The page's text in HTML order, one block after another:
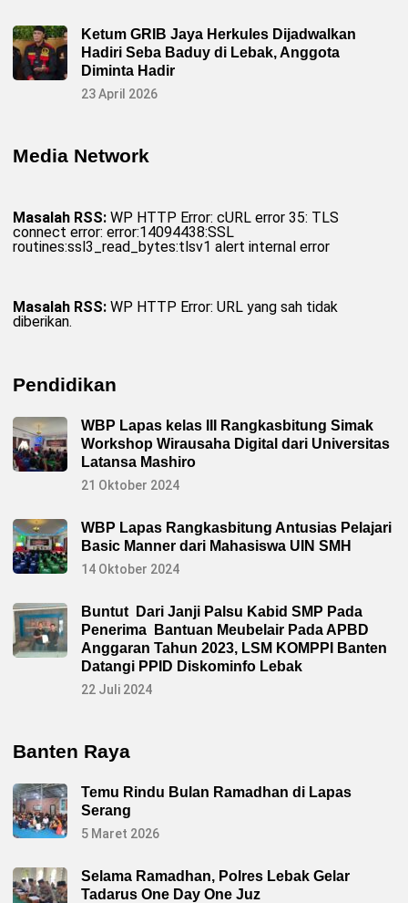
Ketum GRIB Jaya Herkules Dijadwalkan
Hadiri Seba Baduy di Lebak, Anggota
Diminta Hadir
23 April 2026
Media Network
Masalah RSS: WP HTTP Error: cURL error 35: TLS
connect error: error:14094438:SSL
routines:ssl3_read_bytes:tlsv1 alert internal error
Masalah RSS: WP HTTP Error: URL yang sah tidak
diberikan.
Pendidikan
WBP Lapas kelas III Rangkasbitung Simak
Workshop Wirausaha Digital dari Universitas
Latansa Mashiro
21 Oktober 2024
WBP Lapas Rangkasbitung Antusias Pelajari
Basic Manner dari Mahasiswa UIN SMH
14 Oktober 2024
Buntut Dari Janji Palsu Kabid SMP Pada
Penerima Bantuan Meubelair Pada APBD
Anggaran Tahun 2023, LSM KOMPPI Banten
Datangi PPID Diskominfo Lebak
22 Juli 2024
Banten Raya
Temu Rindu Bulan Ramadhan di Lapas
Serang
5 Maret 2026
Selama Ramadhan, Polres Lebak Gelar
Tadarus One Day One Juz